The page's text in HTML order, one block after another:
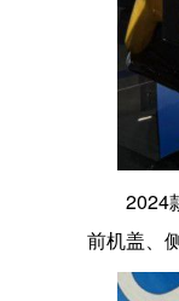
2024
前机盖、